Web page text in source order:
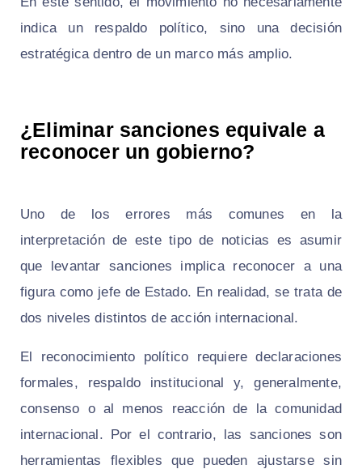
indica un respaldo político, sino una decisión
estratégica dentro de un marco más amplio.
¿Eliminar sanciones equivale a
reconocer un gobierno?
Uno de los errores más comunes en la
interpretación de este tipo de noticias es asumir
que levantar sanciones implica reconocer a una
figura como jefe de Estado. En realidad, se trata de
dos niveles distintos de acción internacional.
El reconocimiento político requiere declaraciones
formales, respaldo institucional y, generalmente,
consenso o al menos reacción de la comunidad
internacional. Por el contrario, las sanciones son
herramientas flexibles que pueden ajustarse sin